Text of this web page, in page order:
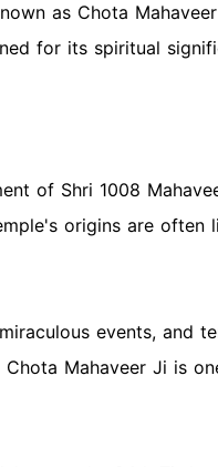
as Chota
for its spiritual
of Shri 1008
origins are
events, and
Mahaveer Ji is